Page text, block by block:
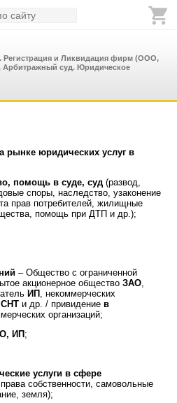
Регистрация и Ликвидация фирм (ООО,
суд. Юридическое
рынке юридических услуг в
помощь в суде, суд (развод,
споры, наследство, узаконение
прав потребителей, жилищные
помощь при ДТП и др.);
– Общество с ограниченной
акционерное общество ЗАО,
ИП , некоммерческих
и др. / привидение в
организаций;
ИП ;
услуги в сфере
права собственности, самовольные
земля);